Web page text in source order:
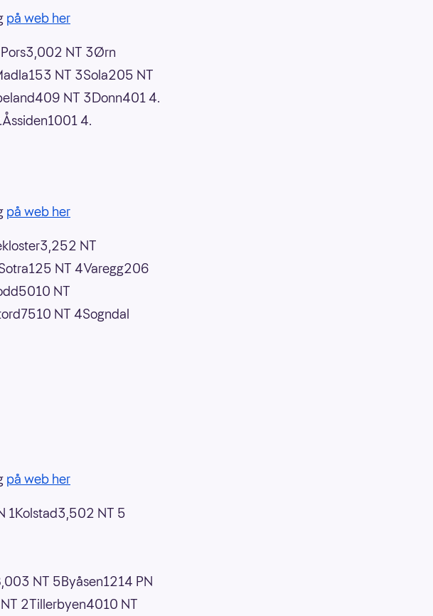
på web her
NT 3Ørn
NT 3Sola205 NT
NT 3Donn401 4.
4.
på web her
NT
NT 4Varegg206
NT
NT 4Sogndal
på web her
1Kolstad3,502 NT 5
NT 5Byåsen1214 PN
2Tillerbyen4010 NT